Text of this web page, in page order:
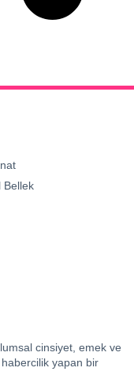
Bellek
cinsiyet, emek ve
yapan bir